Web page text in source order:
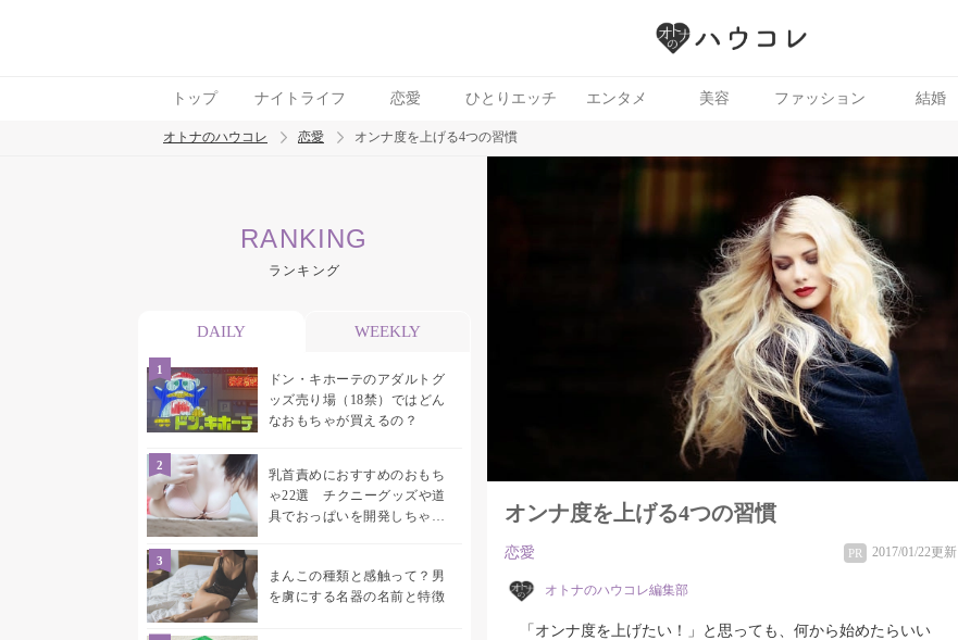
トップ ナイトライフ 恋愛 ひとりエッチ エンタメ 美容 ファッション 結婚
トレンド ワード
オトナのハウコレ 恋愛 オンナ度を上げる4つの習慣
RANKING
ランキング
DAILY WEEKLY
ドン・キホーテのアダルトグ
ッズ売り場（18禁）ではどん
なおもちゃが買えるの？
乳首責めにおすすめのおもち
ゃ22選 チクニーグッズや道
具でおっぱいを開発しちゃお
まんこの種類と感触って？男
を虜にする名器の名前と特徴
オンナ度を上げる4つの習慣
恋愛 PR 2017/01/22更新
オトナのハウコレ編集部
「オンナ度を上げたい！」と思っても、何から始めたらいい